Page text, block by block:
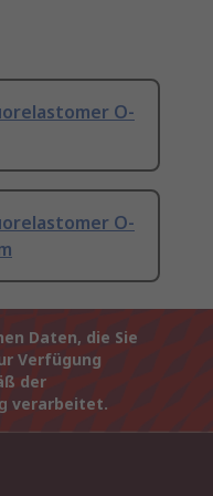
O-
O-
Daten, die Sie
Verfügung
der
verarbeitet.